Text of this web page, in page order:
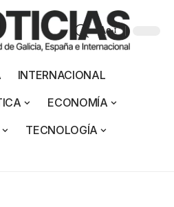
Aa
INTERNACIONAL
ECONOMÍA
TECNOLOGÍA